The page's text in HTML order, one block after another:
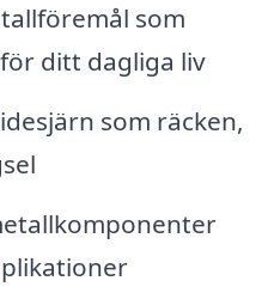
som
ditt dagliga liv
som räcken,